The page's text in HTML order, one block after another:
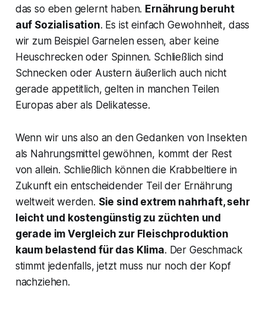
das so eben gelernt haben. Ernährung beruht
auf Sozialisation. Es ist einfach Gewohnheit, dass
wir zum Beispiel Garnelen essen, aber keine
Heuschrecken oder Spinnen. Schließlich sind
Schnecken oder Austern äußerlich auch nicht
gerade appetitlich, gelten in manchen Teilen
Europas aber als Delikatesse.
Wenn wir uns also an den Gedanken von Insekten
als Nahrungsmittel gewöhnen, kommt der Rest
von allein. Schließlich können die Krabbeltiere in
Zukunft ein entscheidender Teil der Ernährung
weltweit werden. Sie sind extrem nahrhaft, sehr
leicht und kostengünstig zu züchten und
gerade im Vergleich zur Fleischproduktion
kaum belastend für das Klima. Der Geschmack
stimmt jedenfalls, jetzt muss nur noch der Kopf
nachziehen.